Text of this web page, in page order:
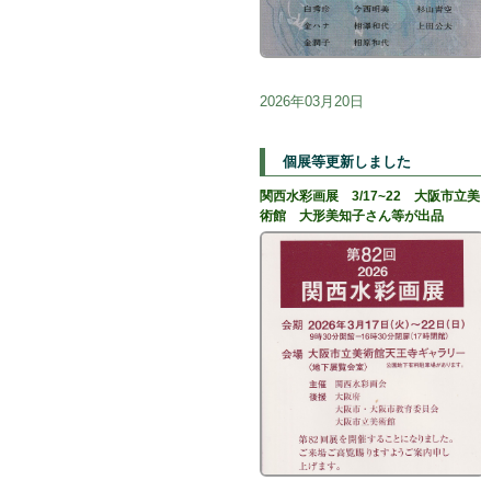
2026年03月20日
個展等更新しました
関西水彩画展 3/17~22 大阪市立美
術館 大形美知子さん等が出品